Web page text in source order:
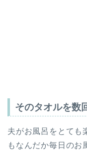
そのタオルを数
夫がお風呂をとても
もなんだか毎日のお